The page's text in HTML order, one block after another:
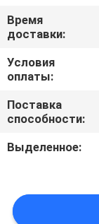
НОВОСТИ
СЛУЧАИ
КАРТА
POLICY
Время
доставки:
Условия
оплаты:
Поставка
способности:
Выделенное: